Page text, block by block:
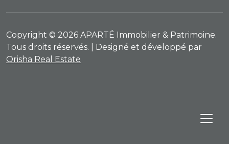
Copyright © 2026 APARTÉ Immobilier & Patrimoine.
Tous droits réservés. | Designé et développé par
Orisha Real Estate